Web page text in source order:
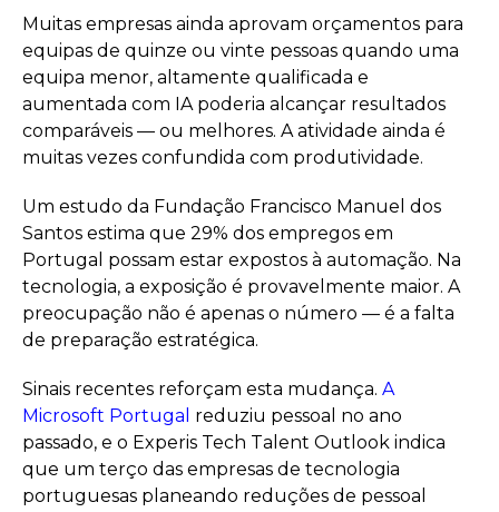
Muitas empresas ainda aprovam orçamentos para
equipas de quinze ou vinte pessoas quando uma
equipa menor, altamente qualificada e
aumentada com IA poderia alcançar resultados
comparáveis — ou melhores. A atividade ainda é
muitas vezes confundida com produtividade.
Um estudo da Fundação Francisco Manuel dos
Santos estima que 29% dos empregos em
Portugal possam estar expostos à automação. Na
tecnologia, a exposição é provavelmente maior. A
preocupação não é apenas o número — é a falta
de preparação estratégica.
Sinais recentes reforçam esta mudança. A
Microsoft Portugal reduziu pessoal no ano
passado, e o Experis Tech Talent Outlook indica
que um terço das empresas de tecnologia
portuguesas planeando reduções de pessoal